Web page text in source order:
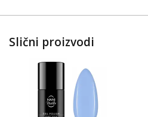
Slični proizvodi